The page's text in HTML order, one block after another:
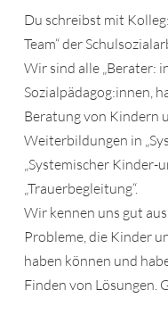
Du schreibst mit
Team“ der
Wir sind alle „Berater:
Sozialpädagog:innen,
Beratung von Kindern
Weiterbildungen in
„Systemischer Kinder-
„Trauerbegleitung“.
Wir kennen uns gut
Probleme, die Kinder
haben können und
Finden von Lösungen.